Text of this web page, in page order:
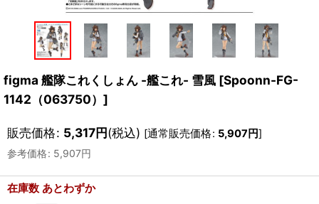
figma 艦隊これくしょん -艦これ- 雪風 [Spoonn-FG-
1142（063750） ]
販売価格: 5,317円(税込) [通常販売価格: 5,907 円]
参考価格: 5,907円
在庫数 あとわずか